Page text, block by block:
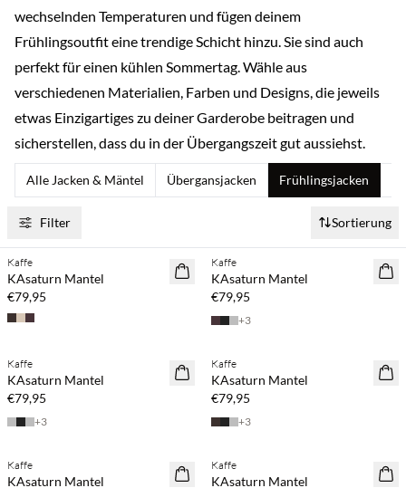
wechselnden Temperaturen und fügen deinem
Frühlingsoutfit eine trendige Schicht hinzu. Sie sind auch
perfekt für einen kühlen Sommertag. Wähle aus
verschiedenen Materialien, Farben und Designs, die jeweils
etwas Einzigartiges zu deiner Garderobe beitragen und
sicherstellen, dass du in der Übergangszeit gut aussiehst.
Alle Jacken & Mäntel Übergansjacken Frühlingsjacken
Filter Sortierung
NEUHEITEN
Kaffe
KAsaturn Mantel
€79,95
NEUHEITEN
Kaffe
KAsaturn Mantel
€79,95
+3
NEUHEITEN
Kaffe
KAsaturn Mantel
€79,95
+3
NEUHEITEN
Kaffe
KAsaturn Mantel
€79,95
+3
NEUHEITEN
Kaffe
KAsaturn Mantel
NEUHEITEN
Kaffe
KAsaturn Mantel